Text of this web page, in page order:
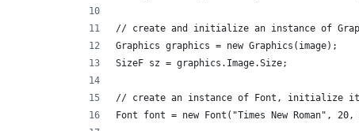
// create and initialize an instance of
Graphics graphics = new Graphics(image);
SizeF sz = graphics.Image.Size;
// create an instance of Font, initialize it
Font font = new Font("Times New Roman",